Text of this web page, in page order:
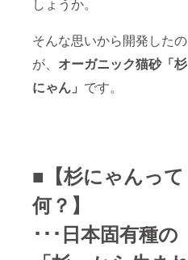
そんな思いから開発したの
が、 オーガニック猫砂「杉
にゃん」 です。
■【杉にゃんって
何？】
･･･日本固有種の